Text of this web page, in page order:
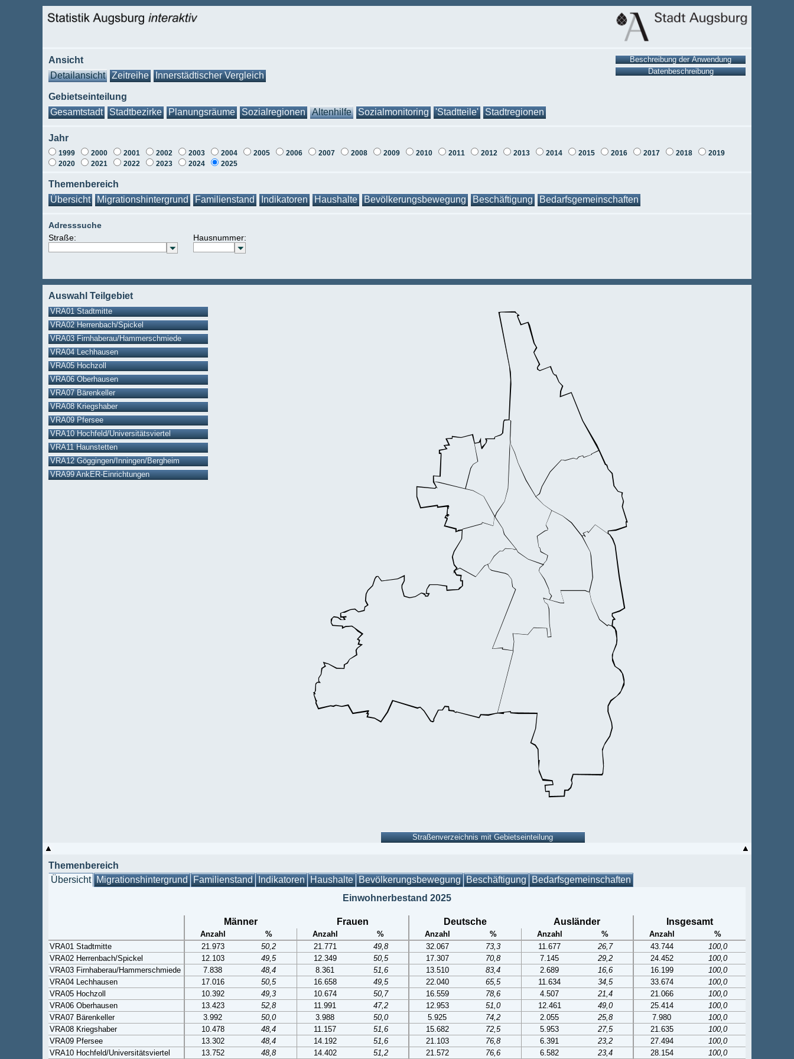
Ansicht
Detailansicht
Zeitreihe Innerstädtischer Vergleich
Gebietseinteilung
Gesamtstadt
Stadtbezirke Planungsräume Sozialregionen Altenhilfe Sozialmonitoring 'Stadtteile' Stadtregionen
Jahr
1999 2000 2001 2002 2003 2004 2005 2006 2007 2008 2009 2010 2011 2012 2013 2014 2015 2016 2017 2018
2019
2020
2021 2022 2023 2024 2025
Themenbereich
Übersicht
Migrationshintergrund Familienstand Indikatoren Haushalte Bevölkerungsbewegung Beschäftigung Bedarfsgemeinschaften
Adresssuche
Straße:
Hausnummer:
Auswahl Teilgebiet
VRA01 Stadtmitte
VRA02 Herrenbach/Spickel
VRA03 Firnhaberau/Hammerschmiede
VRA04 Lechhausen
VRA05 Hochzoll
VRA06 Oberhausen
VRA07 Bärenkeller
VRA08 Kriegshaber
VRA09 Pfersee
VRA10 Hochfeld/Universitätsviertel
VRA11 Haunstetten
VRA12 Göggingen/Inningen/Bergheim
VRA99 AnkER-Einrichtungen
Themenbereich
Übersicht Migrationshintergrund Familienstand Indikatoren Haushalte Bevölkerungsbewegung Beschäftigung Bedarfsgemeinschaften
Einwohnerbestand 2025
Männer Frauen Deutsche Ausländer Insgesamt
Anzahl % Anzahl % Anzahl % Anzahl % Anzahl
%
VRA01 Stadtmitte
21.973 50,2 21.771 49,8 32.067 73,3 11.677 26,7 43.744
100,0
VRA02 Herrenbach/Spickel
12.103 49,5 12.349 50,5 17.307 70,8 7.145 29,2 24.452
100,0
VRA03 Firnhaberau/Hammerschmiede
7.838 48,4 8.361 51,6 13.510 83,4 2.689 16,6 16.199
100,0
VRA04 Lechhausen
17.016 50,5 16.658 49,5 22.040 65,5 11.634 34,5 33.674
100,0
VRA05 Hochzoll
10.392 49,3 10.674 50,7 16.559 78,6 4.507 21,4 21.066
100,0
VRA06 Oberhausen
13.423 52,8 11.991 47,2 12.953 51,0 12.461 49,0 25.414
100,0
VRA07 Bärenkeller
3.992 50,0 3.988 50,0 5.925 74,2 2.055 25,8 7.980
100,0
VRA08 Kriegshaber
10.478 48,4 11.157 51,6 15.682 72,5 5.953 27,5 21.635
100,0
VRA09 Pfersee
13.302 48,4 14.192 51,6 21.103 76,8 6.391 23,2 27.494
100,0
VRA10 Hochfeld/Universitätsviertel
13.752 48,8 14.402 51,2 21.572 76,6 6.582 23,4 28.154 100,0